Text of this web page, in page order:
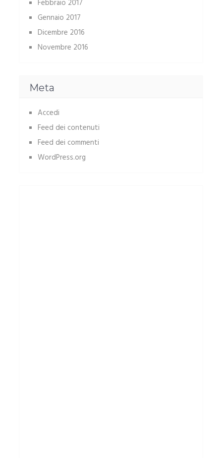
Febbraio 2017
Gennaio 2017
Dicembre 2016
Novembre 2016
Meta
Accedi
Feed dei contenuti
Feed dei commenti
WordPress.org